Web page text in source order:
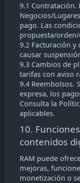
9.1
Negocios/
pago. Las
propuesta/
9.2 Facturación
causar
9.3 Cambios de
tarifas con aviso
9.4 Reembolsos.
expresa, los
Consulta la
aplicables.
10.
contenidos
RAM puede
mejoras,
monetización o